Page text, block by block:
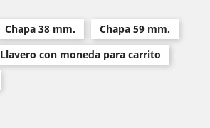
Chapa 38 mm.
Chapa 59 mm.
Llavero con moneda para carrito